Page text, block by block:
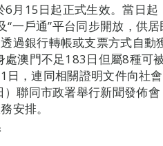
月15日起正式生效。當日起
戶通”平台同步開放，供居
過銀行轉帳或支票方式自動
澳門不足183日但屬8種可
，連同相關證明文件向社
聯同市政署舉行新聞發佈
安排。